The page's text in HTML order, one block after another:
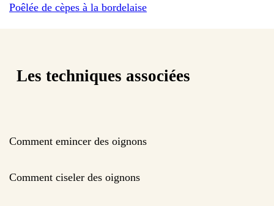
Poêlée de cèpes à la bordelaise
Les techniques associées
Comment emincer des oignons
Comment ciseler des oignons